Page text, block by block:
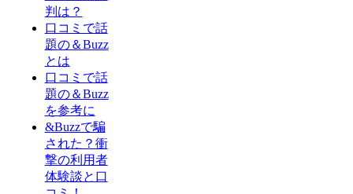
判は？
口コミで話
題の＆Buzz
とは
口コミで話
題の＆Buzz
を参考に
&Buzzで騙
された？衝
撃の利用者
体験談と口